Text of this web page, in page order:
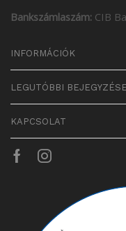
Bankszámlaszám: CIB
INFORMÁCIÓK
LEGUTÓBBI
KAPCSOLAT
FacebookInstagram